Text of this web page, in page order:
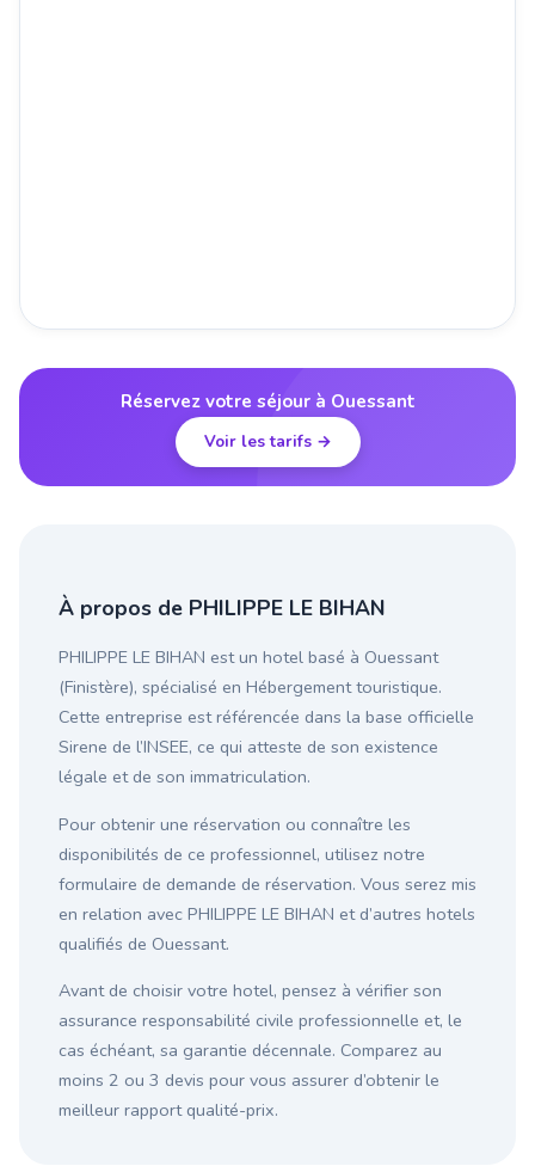
Réservez votre séjour à Ouessant
Voir les tarifs →
À propos de PHILIPPE LE BIHAN
PHILIPPE LE BIHAN est un hotel basé à Ouessant
(Finistère), spécialisé en Hébergement touristique.
Cette entreprise est référencée dans la base officielle
Sirene de l’INSEE, ce qui atteste de son existence
légale et de son immatriculation.
Pour obtenir une réservation ou connaître les
disponibilités de ce professionnel, utilisez notre
formulaire de demande de réservation. Vous serez mis
en relation avec PHILIPPE LE BIHAN et d’autres hotels
qualifiés de Ouessant.
Avant de choisir votre hotel, pensez à vérifier son
assurance responsabilité civile professionnelle et, le
cas échéant, sa garantie décennale. Comparez au
moins 2 ou 3 devis pour vous assurer d’obtenir le
meilleur rapport qualité-prix.